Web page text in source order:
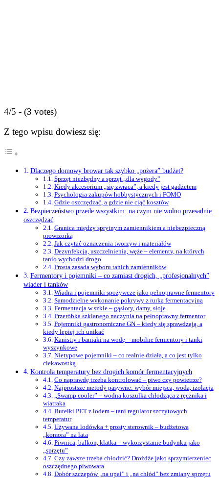
4/5 - (3 votes)
Z tego wpisu dowiesz się:
Dlaczego domowy browar tak szybko „pożera” budżet?
Sprzęt niezbędny a sprzęt „dla wygody”
Kiedy akcesorium „się zwraca”, a kiedy jest gadżetem
Psychologia zakupów hobbystycznych i FOMO
Gdzie oszczędzać, a gdzie nie ciąć kosztów
Bezpieczeństwo przede wszystkim: na czym nie wolno przesadnie
oszczędzać
Granica między sprytnym zamiennikiem a niebezpieczną
prowizorką
Jak czytać oznaczenia tworzyw i materiałów
Dezynfekcja, uszczelnienia, węże – elementy, na których
tanio wychodzi drogo
Prosta zasada wyboru tanich zamienników
Fermentory i pojemniki – co zamiast drogich, „profesjonalnych”
wiader i tanków
Wiadra i pojemniki spożywcze jako pełnoprawne fermentory
Samodzielne wykonanie pokrywy z rurką fermentacyjną
Fermentacja w szkle – gąsiory, damy, słoje
Przeróbka szklanego naczynia na pełnoprawny fermentor
Pojemniki gastronomiczne GN – kiedy się sprawdzają, a
kiedy lepiej ich unikać
Kanistry i baniaki na wodę – mobilne fermentory i tanki
wyszynkowe
Nietypowe pojemniki – co realnie działa, a co jest tylko
ciekawostką
Kontrola temperatury bez drogich komór fermentacyjnych
Co naprawdę trzeba kontrolować – piwo czy powietrze?
Najprostsze metody pasywne: wybór miejsca, woda, izolacja
„Swamp cooler” – wodna koszulka chłodząca z ręcznika i
wiatraka
Butelki PET z lodem – tani regulator szczytowych
temperatur
Używana lodówka + prosty sterownik – budżetowa
„komora” na lata
Piwnica, balkon, klatka – wykorzystanie budynku jako
„sprzętu”
Czy zawsze trzeba chłodzić? Drożdże jako sprzymierzeniec
oszczędnego piwowara
Dobór szczepów „na upał” i „na chłód” bez zmiany sprzętu